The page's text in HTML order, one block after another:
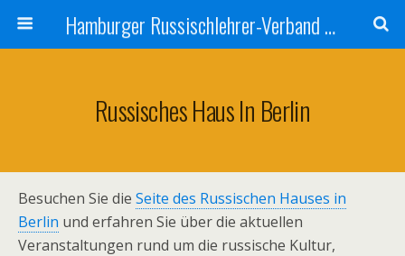
Hamburger Russischlehrer-Verband e.V.
Russisches Haus In Berlin
Besuchen Sie die Seite des Russischen Hauses in
Berlin und erfahren Sie über die aktuellen
Veranstaltungen rund um die russische Kultur,